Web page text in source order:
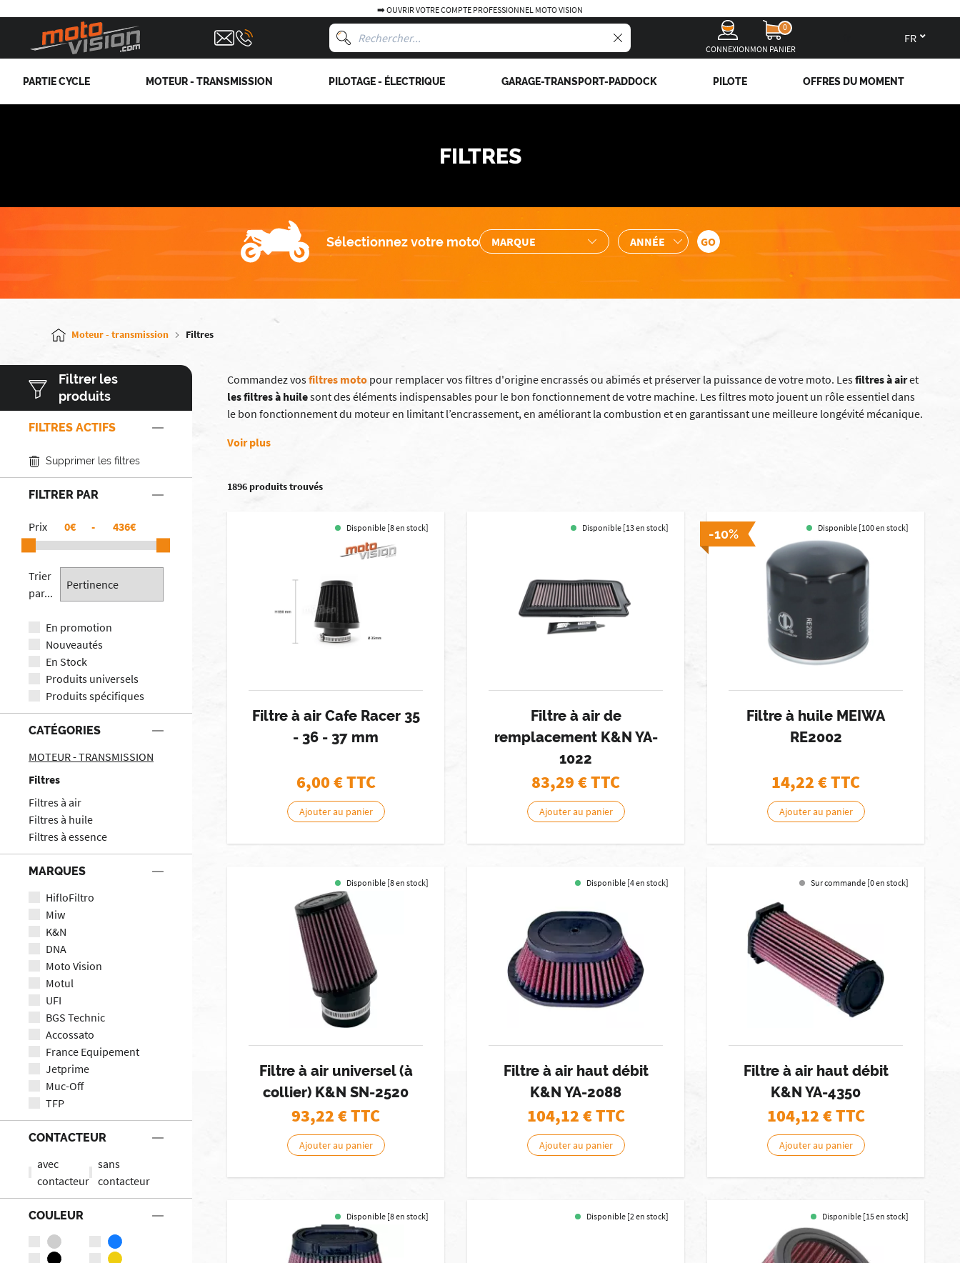
➡️ OUVRIR VOTRE COMPTE PROFESSIONNEL MOTO VISION
CONNEXION
0
MON PANIER
PARTIE CYCLE MOTEUR - TRANSMISSION PILOTAGE - ÉLECTRIQUE GARAGE-TRANSPORT-PADDOCK PILOTE OFFRES DU MOMENT
FILTRES
Sélectionnez votre moto
Moteur - transmission Filtres
Filtrer les
produits
FILTRES ACTIFS
Supprimer les filtres
FILTRER PAR
Prix € - €
Trier
par...
En promotion
Nouveautés
En Stock
Produits universels
Produits spécifiques
CATÉGORIES
MOTEUR - TRANSMISSION
Filtres
Filtres à air
Filtres à huile
Filtres à essence
MARQUES
HifloFiltro
Miw
K&N
DNA
Moto Vision
Motul
UFI
BGS Technic
Accossato
France Equipement
Jetprime
Muc-Off
TFP
CONTACTEUR
avec
contacteur
sans
contacteur
COULEUR
Commandez vosfiltres moto pour remplacer vos filtres d'origine encrassés ou abimés et préserver la puissance de votre moto. Lesfiltres à airet
les filtres à huilesont des éléments indispensables pour le bon fonctionnement de votre machine. Les filtres moto jouent un rôle essentiel dans
le bon fonctionnement du moteur en limitant l’encrassement, en améliorant la combustion et en garantissant une meilleure longévité mécanique.
Voir plus
1896 produits trouvés
Disponible [8 en stock]
Filtre à air Cafe Racer 35
- 36 - 37 mm
6,00€ TTC
Ajouter au panier
Disponible [13 en stock]
Filtre à air de
remplacement K&N YA-
1022
83,29 € TTC
Ajouter au panier
-10% Disponible [100 en stock]
Filtre à huile MEIWA
RE2002
14,22 € TTC
Ajouter au panier
Disponible [8 en stock]
Filtre à air universel (à
collier) K&N SN-2520
93,22 € TTC
Ajouter au panier
Disponible [4 en stock]
Filtre à air haut débit
K&N YA-2088
104,12€ TTC
Ajouter au panier
Sur commande [0 en stock]
Filtre à air haut débit
K&N YA-4350
104,12€ TTC
Ajouter au panier
Disponible [8 en stock] Disponible [2 en stock] Disponible [15 en stock]